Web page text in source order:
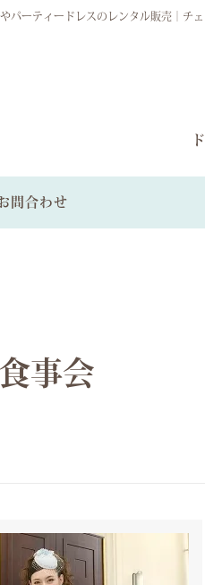
パーティードレスのレンタル販売｜チ
問合わせ
食事会